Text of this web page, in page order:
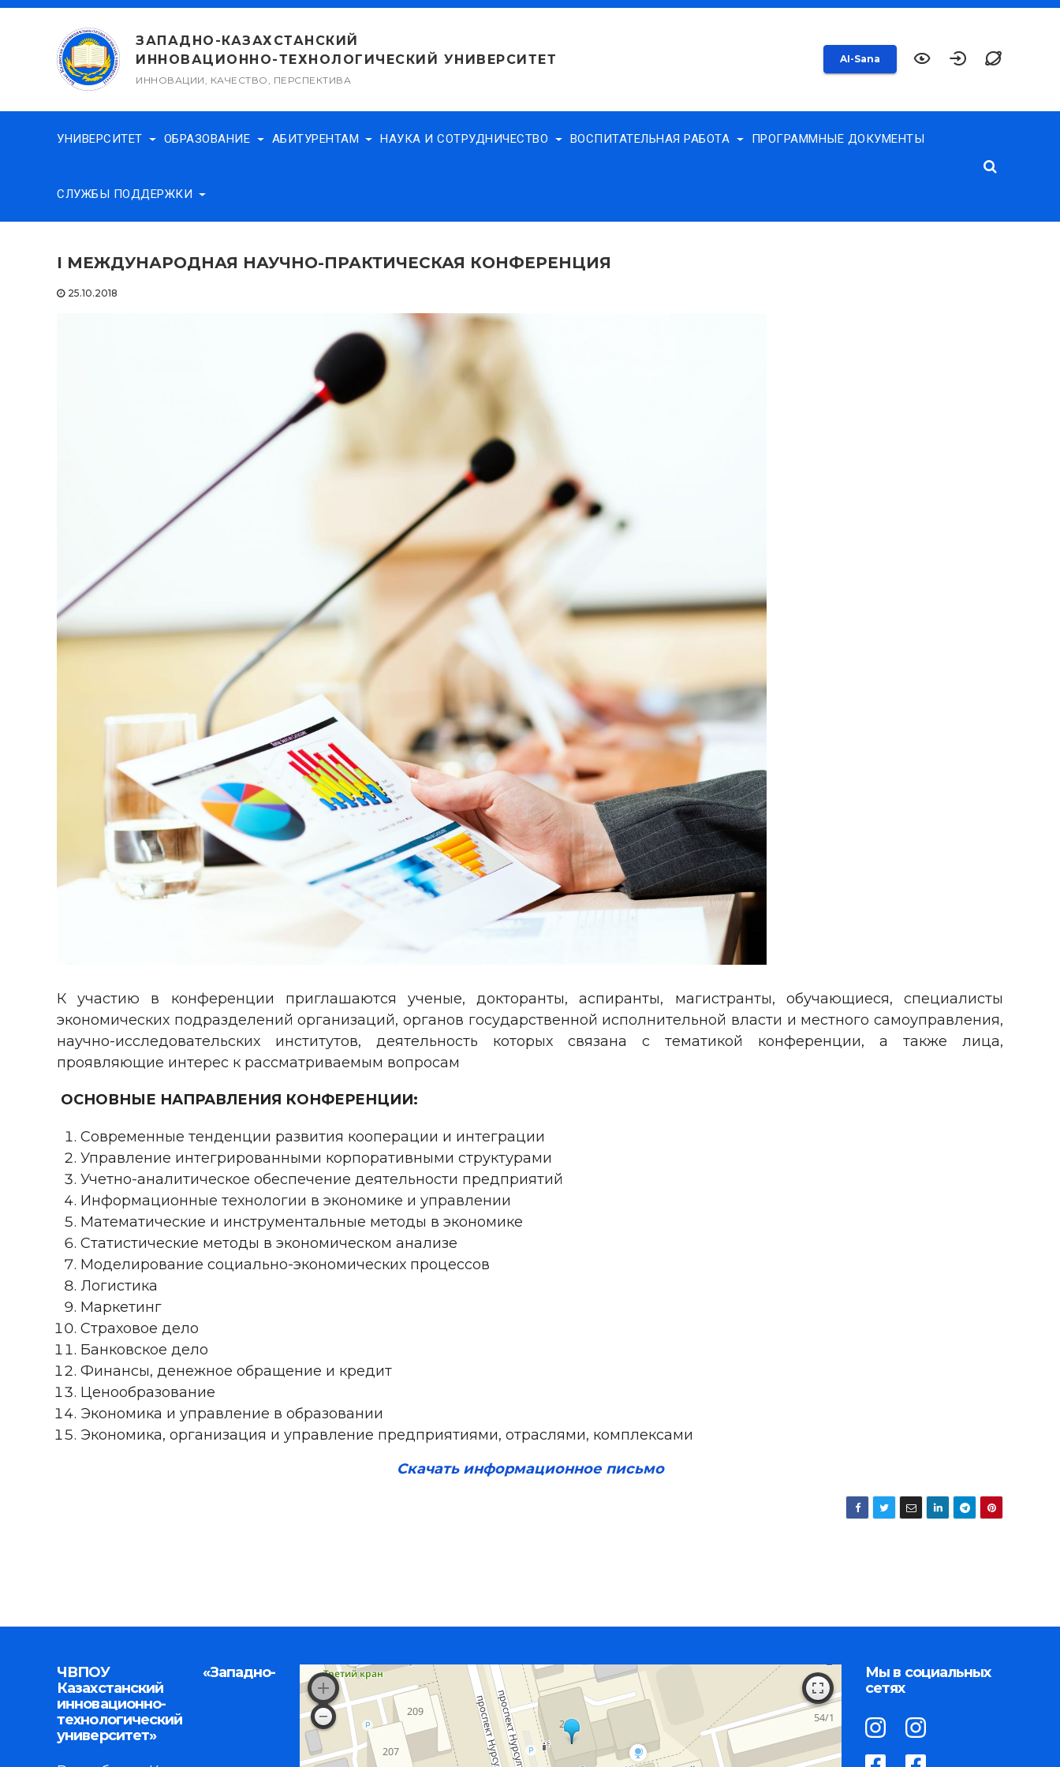
Перейти
содержимому
ЗАПАДНО-КАЗАХСТАНСКИЙ
ИННОВАЦИОННО-ТЕХНОЛОГИЧЕСКИЙ УНИВЕРСИТЕТ
ИННОВАЦИИ, КАЧЕСТВО, ПЕРСПЕКТИВА
AI-Sana
УНИВЕРСИТЕТ ОБРАЗОВАНИЕ АБИТУРЕНТАМ НАУКА И СОТРУДНИЧЕСТВО ВОСПИТАТЕЛЬНАЯ РАБОТА ПРОГРАММНЫЕ ДОКУМЕНТЫ
СЛУЖБЫ ПОДДЕРЖКИ
I МЕЖДУНАРОДНАЯ НАУЧНО-ПРАКТИЧЕСКАЯ КОНФЕРЕНЦИЯ
25.10.2018
К участию в конференции приглашаются ученые, докторанты, аспиранты, магистранты, обучающиеся, специалисты
экономических подразделений организаций, органов государственной исполнительной власти и местного самоуправления,
научно-исследовательских институтов, деятельность которых связана с тематикой конференции, а также лица,
проявляющие интерес к рассматриваемым вопросам
ОСНОВНЫЕ НАПРАВЛЕНИЯ КОНФЕРЕНЦИИ:
Современные тенденции развития кооперации и интеграции
Управление интегрированными корпоративными структурами
Учетно-аналитическое обеспечение деятельности предприятий
Информационные технологии в экономике и управлении
Математические и инструментальные методы в экономике
Статистические методы в экономическом анализе
Моделирование социально-экономических процессов
Логистика
Маркетинг
Страховое дело
Банковское дело
Финансы, денежное обращение и кредит
Ценообразование
Экономика и управление в образовании
Экономика, организация и управление предприятиями, отраслями, комплексами
Скачать информационное письмо
ЧВПОУ «Западно-
Казахстанский
инновационно-
технологический
университет»
Мы в социальных
сетях